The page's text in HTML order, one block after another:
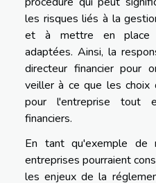
les risques liés à la
et à mettre en place
adaptées. Ainsi, la
directeur financier pour
veiller à ce que les choix
pour l'entreprise tout
financiers.
En tant qu'exemple de
entreprises pourraient
les enjeux de la